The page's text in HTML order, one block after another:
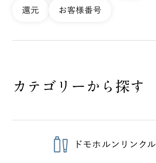
還元 お客様番号
カテゴリーから探す
ドモホルンリンクル